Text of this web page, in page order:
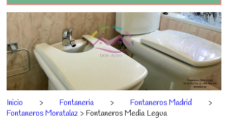
Inicio >Fontaneria> Fontaneros Madrid>
Fontaneros Moratalaz > Fontaneros Media Legua